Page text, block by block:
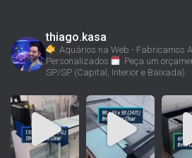
thiago.kasa
Aquários na Web - Fabricamos
Personalizados
Peça um
SP/SP (Capital, Interior e Baixada)